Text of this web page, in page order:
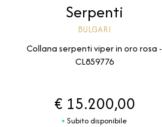
Serpenti
BULGARI
Collana serpenti viper in oro rosa -
CL859776
€ 15.200,00
Subito disponibile